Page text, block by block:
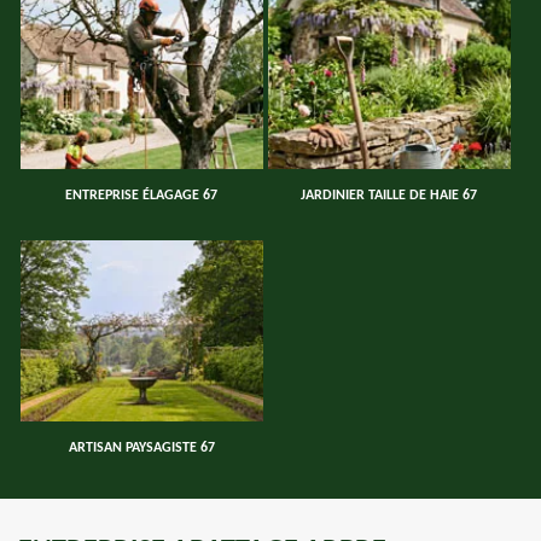
ENTREPRISE ÉLAGAGE 67 JARDINIER TAILLE DE HAIE 67
ARTISAN PAYSAGISTE 67